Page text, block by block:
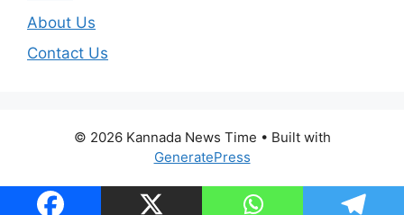
About Us
Contact Us
© 2026 Kannada News Time • Built with
GeneratePress